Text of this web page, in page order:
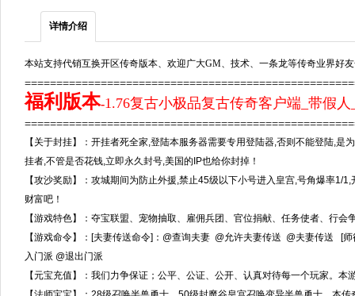
详情介绍
本站支持代销互换开区传奇版本、欢迎广大GM、技术、一条龙等传奇业界好
福利版本-1.76复古小极品复古传奇客户端_带假
【关于封挂】：开挂者死全家,登陆本服务器需要专用登陆器,否则不能登陆,
挂者,不管是否花钱,立即永久封号,美国的IP也给你封掉！
【攻沙奖励】：攻城期间为防止外援,禁止45级以下小号进入皇宫,号角爆率
财富吧！
【游戏特色】：夺宝联盟、宠物抽取、雇佣兵团、官位捐献、任务使者、行
【游戏命令】：[夫妻传送命令]：@查询夫妻 @允许夫妻传送 @夫妻传送 [
入门派 @退出门派
【元宝充值】：我们力争保证；公平、公证、公开、认真对待每一个玩家。